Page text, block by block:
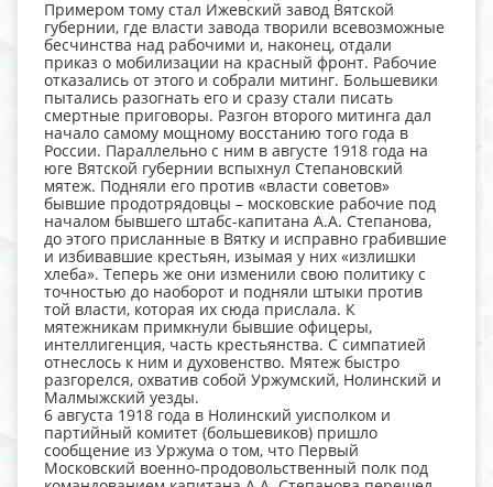
Примером тому стал Ижевский завод Вятской
губернии, где власти завода творили всевозможные
бесчинства над рабочими и, наконец, отдали
приказ о мобилизации на красный фронт. Рабочие
отказались от этого и собрали митинг. Большевики
пытались разогнать его и сразу стали писать
смертные приговоры. Разгон второго митинга дал
начало самому мощному восстанию того года в
России. Параллельно с ним в августе 1918 года на
юге Вятской губернии вспыхнул Степановский
мятеж. Подняли его против «власти советов»
бывшие продотрядовцы – московские рабочие под
началом бывшего штабс-капитана А.А. Степанова,
до этого присланные в Вятку и исправно грабившие
и избивавшие крестьян, изымая у них «излишки
хлеба». Теперь же они изменили свою политику с
точностью до наоборот и подняли штыки против
той власти, которая их сюда прислала. К
мятежникам примкнули бывшие офицеры,
интеллигенция, часть крестьянства. С симпатией
отнеслось к ним и духовенство. Мятеж быстро
разгорелся, охватив собой Уржумский, Нолинский и
Малмыжский уезды.
6 августа 1918 года в Нолинский уисполком и
партийный комитет (большевиков) пришло
сообщение из Уржума о том, что Первый
Московский военно-продовольственный полк под